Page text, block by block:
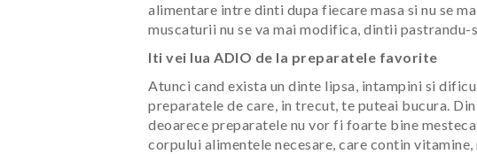
alimentare intre dinti dupa fiecare masa si nu se
muscaturii nu se va mai modifica, dintii
Iti vei lua ADIO de la preparatele favorite
Atunci cand exista un dinte lipsa, intampini si
preparatele de care, in trecut, te puteai bucura.
deoarece preparatele nu vor fi foarte bine
corpului alimentele necesare, care contin vitamine,